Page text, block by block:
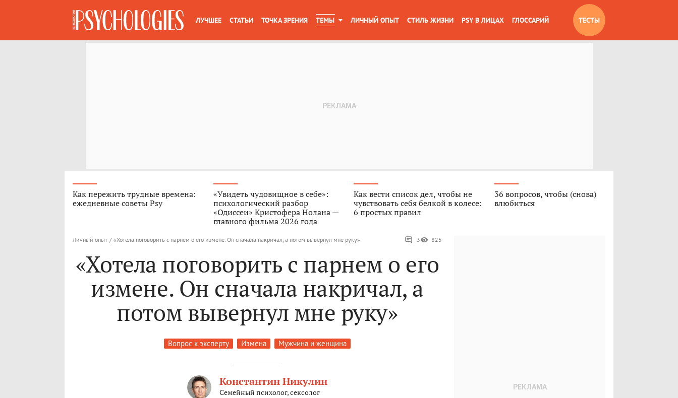
ЛУЧШЕЕ СТАТЬИ ТОЧКА ЗРЕНИЯ ТЕМЫ ЛИЧНЫЙ ОПЫТ СТИЛЬ ЖИЗНИ PSY В ЛИЦАХ ГЛОССАРИЙ ТЕСТЫ
Как пережить трудные времена:
ежедневные советы Psy
«Увидеть чудовищное в себе»:
психологический разбор
«Одиссеи» Кристофера Нолана —
главного фильма 2026 года
Как вести список дел, чтобы не
чувствовать себя белкой в колесе:
6 простых правил
36 вопросов, чтобы (снова)
влюбиться
Личный опыт / «Хотела поговорить с парнем о его измене. Он сначала накричал, а потом вывернул мне руку» 3 825
«Хотела поговорить с парнем о его
измене. Он сначала накричал, а
потом вывернул мне руку»
Вопрос к эксперту Измена Мужчина и женщина
Константин Никулин
Семейный психолог, сексолог